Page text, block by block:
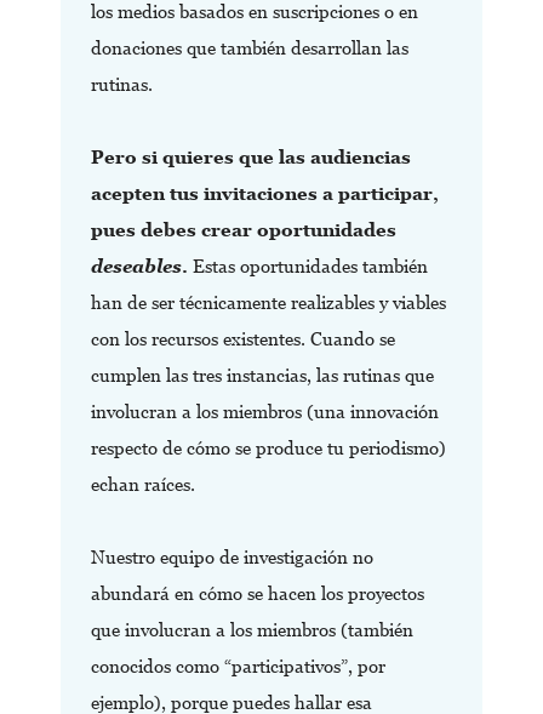
los medios basados en suscripciones o en
donaciones que también desarrollan las
rutinas.
Pero si quieres que las audiencias
acepten tus invitaciones a participar,
pues debes crear oportunidades
deseables. Estas oportunidades también
han de ser técnicamente realizables y viables
con los recursos existentes. Cuando se
cumplen las tres instancias, las rutinas que
involucran a los miembros (una innovación
respecto de cómo se produce tu periodismo)
echan raíces.
Nuestro equipo de investigación no
abundará en cómo se hacen los proyectos
que involucran a los miembros (también
conocidos como “participativos”, por
ejemplo), porque puedes hallar esa